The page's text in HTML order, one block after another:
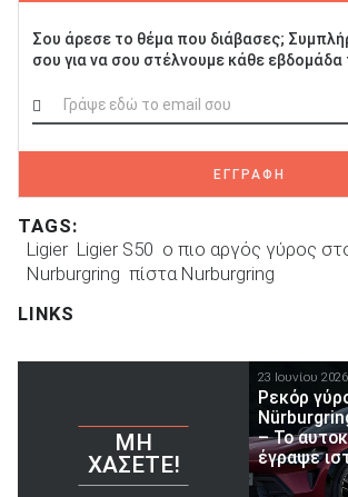
Σου άρεσε το θέμα που διάβασες;
σου για να σου στέλνουμε κάθε εβδομάδα
ΕΓΓΡΑΦΗ
TAGS:
Ligier Ligier S50 ο πιο αργός γύρος
Nurburgring πίστα Nurburgring
LINKS
ΜΗ
ΧΆΣΕΤΕ!
23 Ιουνίου
Ρεκόρ
– Το
έγραψε